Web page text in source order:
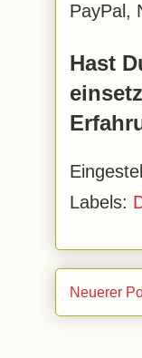
PayPal,
Hast
Labels:
Neuerer